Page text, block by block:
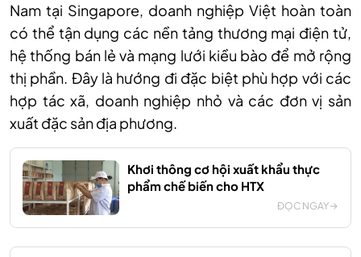
Nam tại Singapore, doanh nghiệp Việt hoàn toàn
có thể tận dụng các nền tảng thương mại điện tử,
hệ thống bán lẻ và mạng lưới kiều bào để mở rộng
thị phần. Đây là hướng đi đặc biệt phù hợp với các
hợp tác xã, doanh nghiệp nhỏ và các đơn vị sản
xuất đặc sản địa phương.
Khơi thông cơ hội xuất khẩu thực
phẩm chế biến cho HTX
ĐỌC NGAY